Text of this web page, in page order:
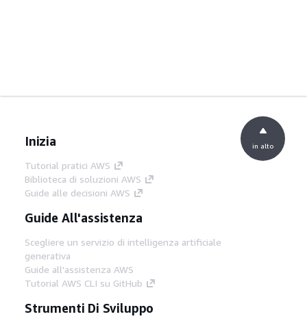
Inizia
Tutorial pratici AWS
Biblioteca di soluzioni AWS
Guide alle decisioni AWS
Guide All'assistenza
Scegliere un servizio di intelligenza artificiale
generativa
Guide all'assistenza AWS
Tutorial AWS CLI su GitHub
Strumenti Di Sviluppo
in alto